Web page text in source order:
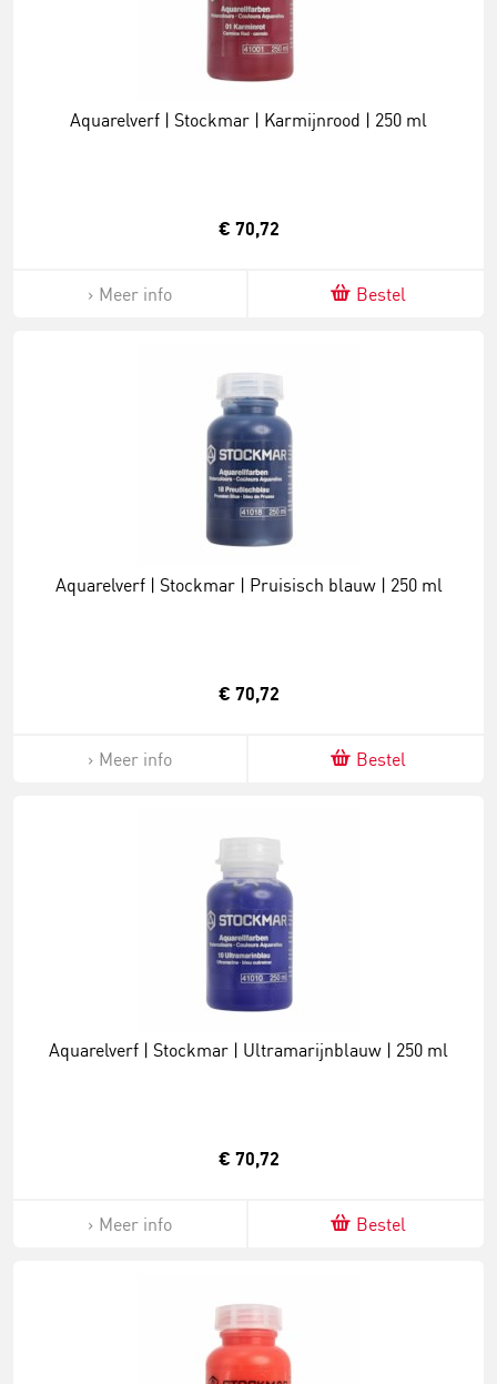
Aquarelverf | Stockmar | Karmijnrood | 250 ml
€ 70,72
Meer info Bestel
Aquarelverf | Stockmar | Pruisisch blauw | 250 ml
€ 70,72
Meer info Bestel
Aquarelverf | Stockmar | Ultramarijnblauw | 250 ml
€ 70,72
Meer info Bestel